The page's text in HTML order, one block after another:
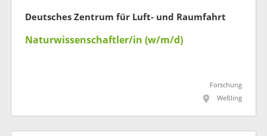
Deutsches Zentrum für Luft- und Raumfahrt
Naturwissenschaftler/in (w/m/d)
Forschung
Weßling